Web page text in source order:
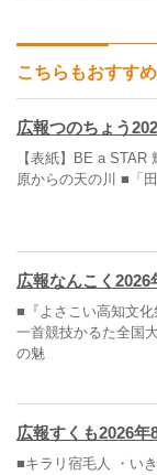
こちらもおすすめ
広報つのちょう
【表紙】BE a
原からの天の川 ■「
広報なんこく2026
■『よさこい高知文
一首競技かるた全国
の魅
広報すくも2026年
■キラリ宿毛人 ・い